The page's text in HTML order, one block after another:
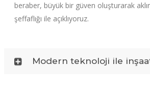
beraber, büyük bir güven oluşturarak
şeffaflığı ile açıklıyoruz.
Modern teknoloji ile